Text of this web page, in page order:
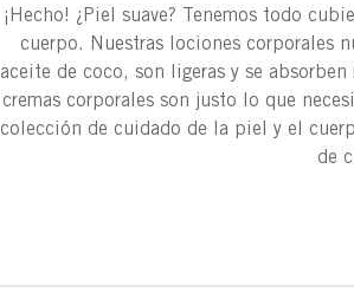
¡Hecho! ¿Piel suave? Tenemos todo
cuerpo. Nuestras lociones corporales
aceite de coco, son ligeras y se
cremas corporales son justo lo que
colección de cuidado de la piel y el
de